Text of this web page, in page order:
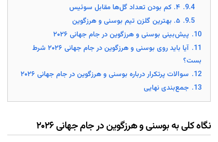
9.4. ۴. کم بودن تعداد گل‌ها مقابل سوئیس
9.5. ۵. بهترین گلزن تیم بوسنی و هرزگوین
10. پیش‌بینی بوسنی و هرزگوین در جام جهانی ۲۰۲۶
11.
آیا باید روی بوسنی و هرزگوین در جام جهانی ۲۰۲۶ شرط
بست؟
12. سوالات پرتکرار درباره بوسنی و هرزگوین در جام جهانی ۲۰۲۶
13. جمع‌بندی نهایی
نگاه کلی به بوسنی و هرزگوین در جام جهانی ۲۰۲۶